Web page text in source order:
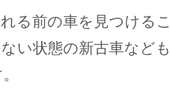
る前の車を見つける
い状態の新古車など